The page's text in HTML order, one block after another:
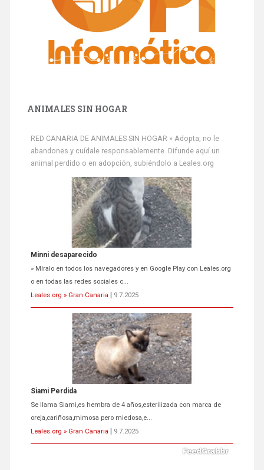
ANIMALES SIN HOGAR
RED CANARIA DE ANIMALES SIN HOGAR » Adopta, no le
abandones y cuídale responsablemente. Difunde aquí un
animal perdido o en adopción, subiéndolo a Leales.org
Minni desaparecido
» Míralo en todos los navegadores y en Google Play con Leales.org
o en todas las redes sociales c...
Leales.org » Gran Canaria
9.7.2025
Siami Perdida
Se llama Siami,es hembra de 4 años,esterilizada con marca de
oreja,cariñosa,mimosa pero miedosa,e...
Leales.org » Gran Canaria
9.7.2025